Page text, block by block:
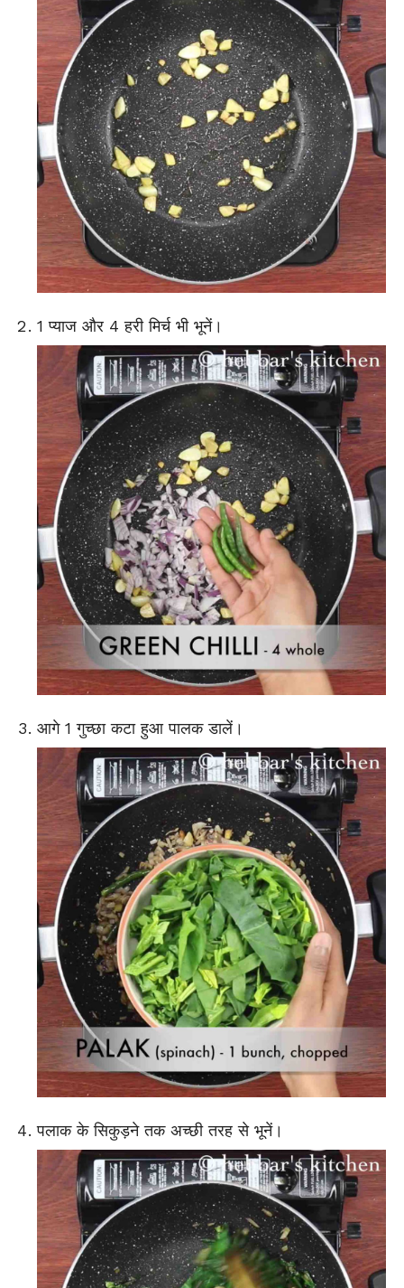
1 प्याज और 4 हरी मिर्च भी भूनें।
आगे 1 गुच्छा कटा हुआ पालक डालें।
पलाक के सिकुड़ने तक अच्छी तरह से भूनें।